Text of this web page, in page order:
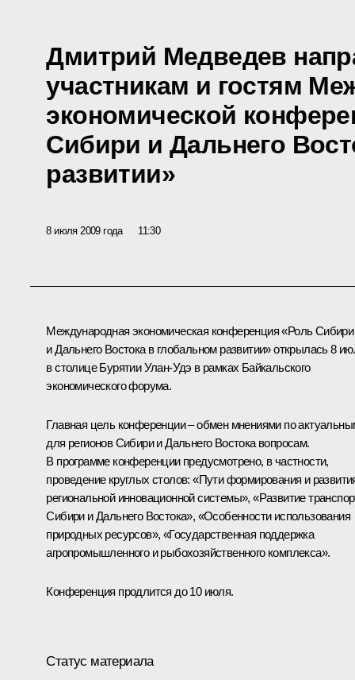
Дмитрий Медведев
участникам и гостям
экономической
Сибири и Дальнего
развитии»
8 июля 2009 года 11:30
Международная экономическая конференция «Роль Сибири
и Дальнего Востока в глобальном развитии» открылась 8
в столице Бурятии Улан-Удэ в рамках Байкальского
экономического форума.
Главная цель конференции – обмен мнениями по
для регионов Сибири и Дальнего Востока вопросам.
В программе конференции предусмотрено, в частности,
проведение круглых столов: «Пути формирования и
региональной инновационной системы», «Развитие
Сибири и Дальнего Востока», «Особенности использования
природных ресурсов», «Государственная поддержка
агропромышленного и рыбохозяйственного комплекса».
Конференция продлится до 10 июля.
Статус материала